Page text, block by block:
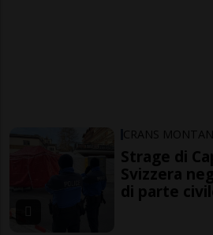
CRANS
Strage di
Svizzera
di parte